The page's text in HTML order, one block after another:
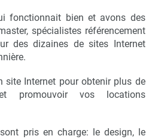
fonctionnait bien et avons des
spécialistes référencement
des dizaines de sites Internet
site Internet pour obtenir plus de
promouvoir vos locations
pris en charge: le design, le